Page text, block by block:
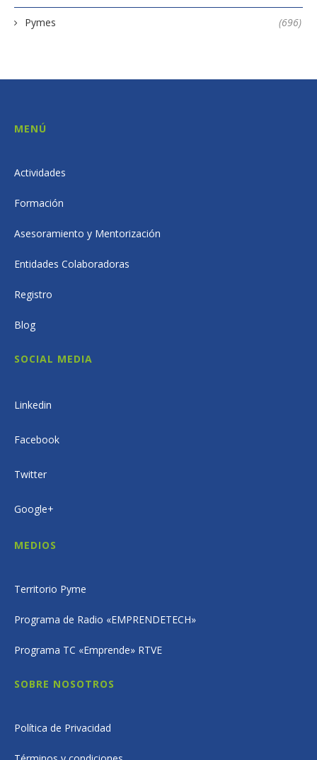
Pymes (696)
MENÚ
Actividades
Formación
Asesoramiento y Mentorización
Entidades Colaboradoras
Registro
Blog
SOCIAL MEDIA
Linkedin
Facebook
Twitter
Google+
MEDIOS
Territorio Pyme
Programa de Radio «EMPRENDETECH»
Programa TC «Emprende» RTVE
SOBRE NOSOTROS
Política de Privacidad